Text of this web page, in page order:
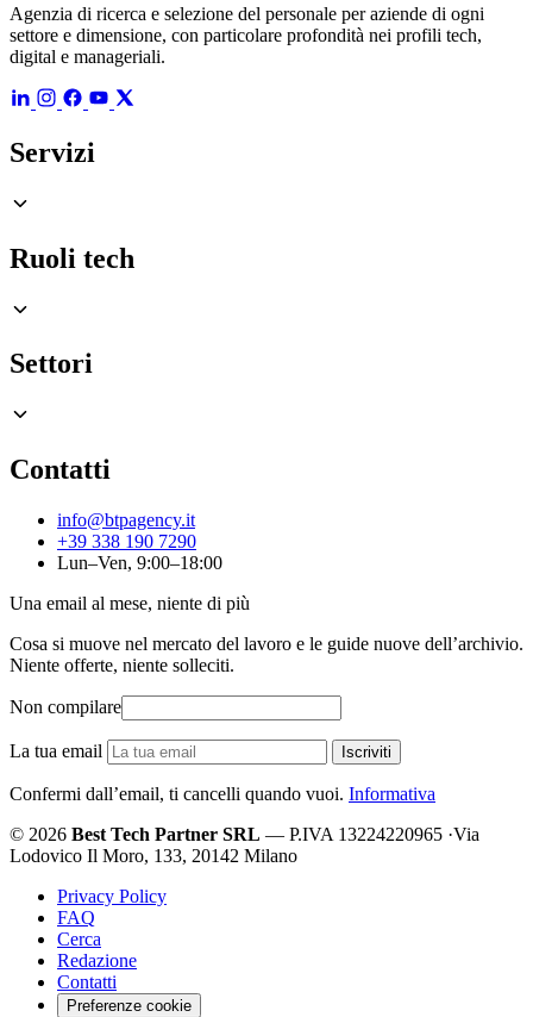
Agenzia di ricerca e selezione del personale per aziende di ogni
settore e dimensione, con particolare profondità nei profili tech,
digital e manageriali.
Servizi
Ruoli tech
Settori
Contatti
info@btpagency.it
+39 338 190 7290
Lun–Ven, 9:00–18:00
Una email al mese, niente di più
Cosa si muove nel mercato del lavoro e le guide nuove dell’archivio.
Niente offerte, niente solleciti.
Non compilare
La tua email Iscriviti
Confermi dall’email, ti cancelli quando vuoi. Informativa
© 2026 Best Tech Partner SRL — P.IVA 13224220965 ·Via
Lodovico Il Moro, 133, 20142 Milano
Privacy Policy
FAQ
Cerca
Redazione
Contatti
Preferenze cookie